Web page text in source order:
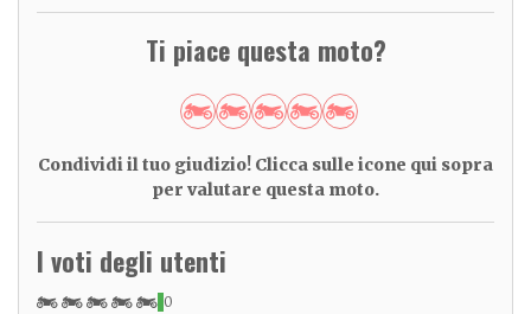
Ti piace questa moto?
Condividi il tuo giudizio! Clicca sulle icone qui sopra
per valutare questa moto.
I voti degli utenti
0